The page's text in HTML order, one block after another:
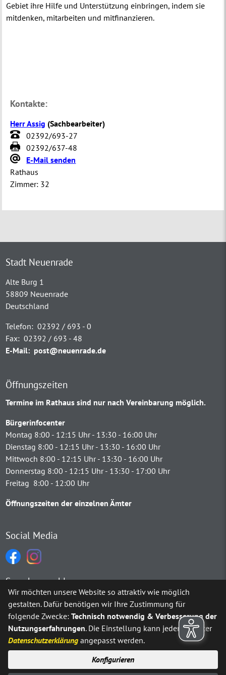
Gebiet ihre Hilfe und Unterstützung einbringen, indem sie
mitdenken, mitarbeiten und mitfinanzieren.
Kontakte:
Herr Assig (Sachbearbeiter)
02392/693-27
02392/637-48
E-Mail senden
Rathaus
Zimmer: 32
Stadt Neuenrade
Alte Burg 1
58809 Neuenrade
Deutschland
Telefon: 02392 / 693 - 0
Fax: 02392 / 693 - 48
E-Mail: post@neuenrade.de
Öffnungszeiten
Termine im Rathaus sind nur nach Vereinbarung möglich.
Bürgerinfocenter
Montag 8:00 - 12:15 Uhr - 13:30 - 16:00 Uhr
Dienstag 8:00 - 12:15 Uhr - 13:30 - 16:00 Uhr
Mittwoch 8:00 - 12:15 Uhr - 13:30 - 16:00 Uhr
Donnerstag 8:00 - 12:15 Uhr - 13:30 - 17:00 Uhr
Freitag 8:00 - 12:00 Uhr
Öffnungszeiten der einzelnen Ämter
Social Media
Sprachauswahl
Möchten Sie vonGoogle Translate bereitgestellte externe
Ja Immer
Wir möchten unsere Website so attraktiv wie möglich
gestalten. Dafür benötigen wir Ihre Zustimmung für
folgende Zwecke:Technisch notwendig & Verbesserung der
Nutzungserfahrungen. Die Einstellung kann jederzeit unter
Datenschutzerklärung angepasst werden.
Konfigurieren